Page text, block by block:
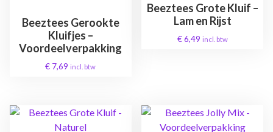
Beeztees Gerookte
Kluifjes –
Voordeelverpakking
€ 7,69 incl. btw
Beeztees Grote Kluif –
Lam en Rijst
€6,49 incl. btw